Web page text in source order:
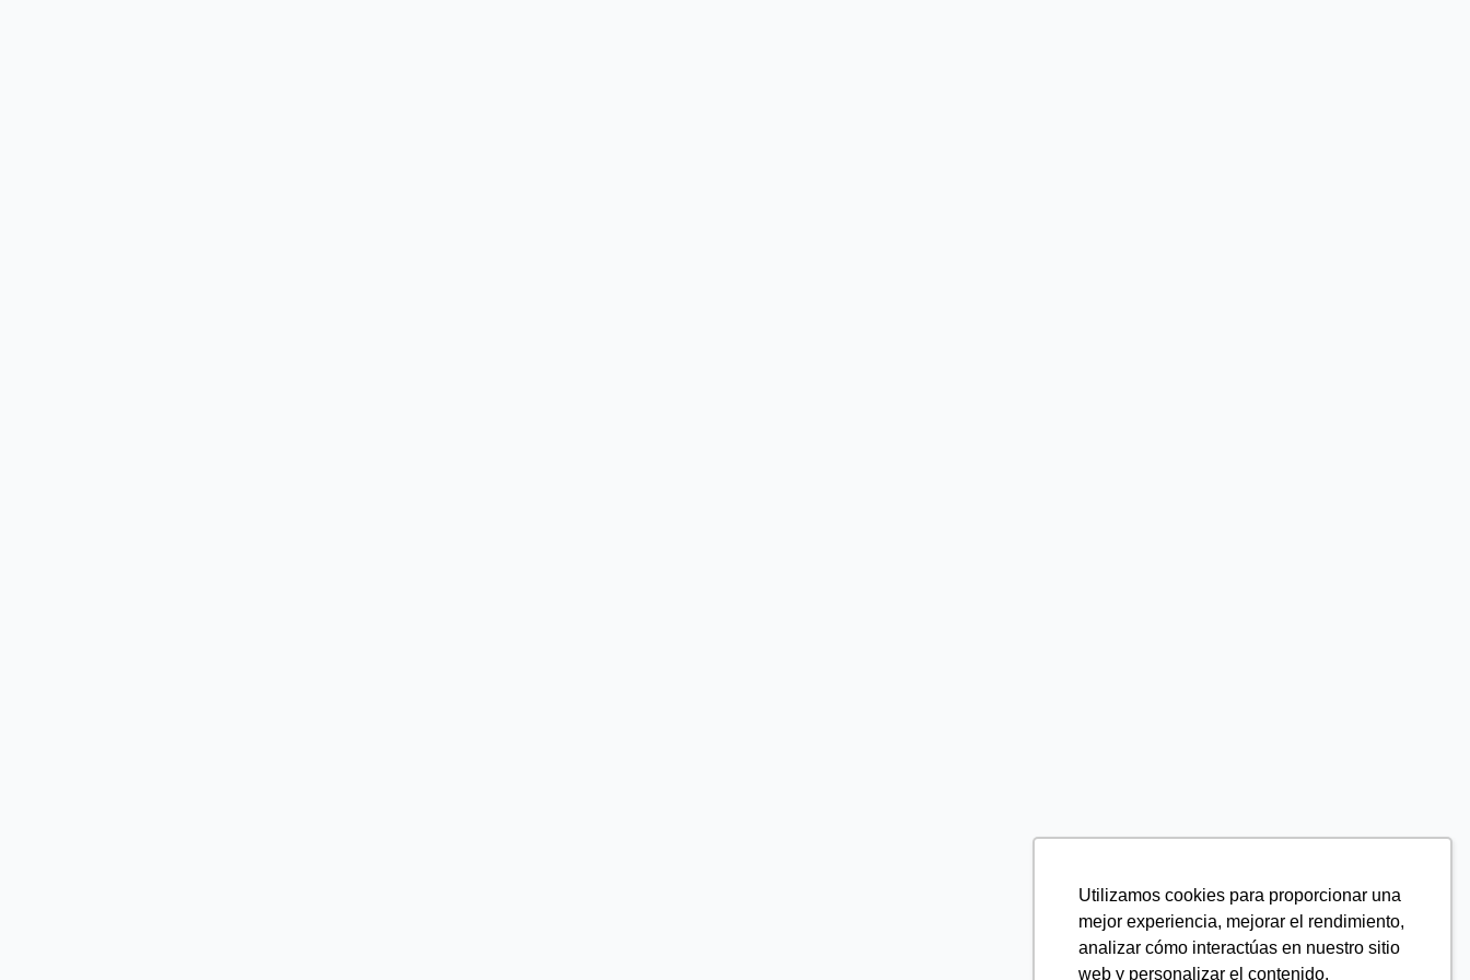
Utilizamos cookies para proporcionar una
mejor experiencia, mejorar el rendimiento,
analizar cómo interactúas en nuestro sitio
web y personalizar el contenido.